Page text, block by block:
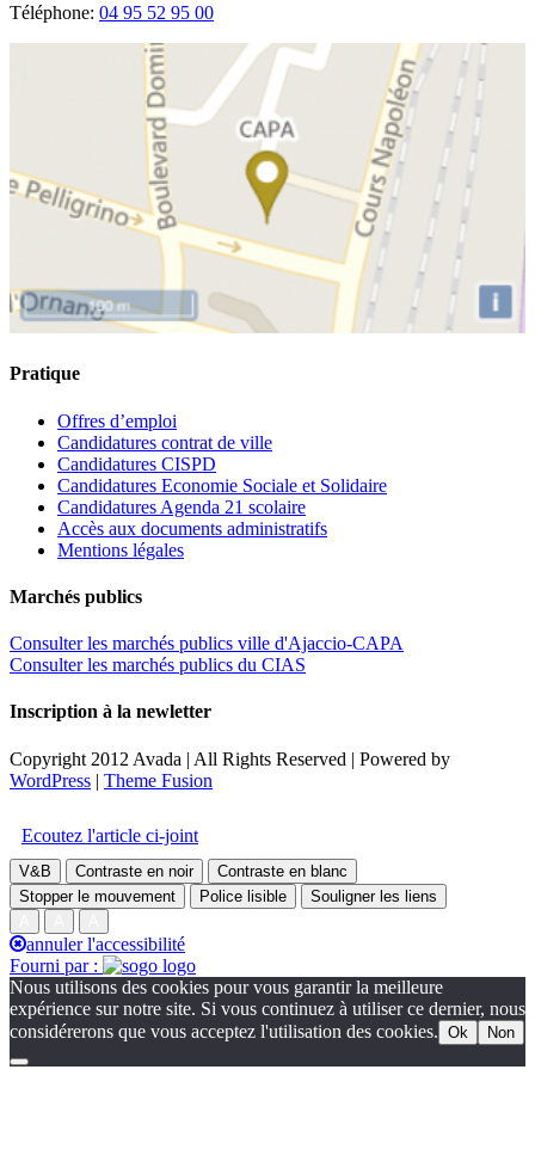
Téléphone: 04 95 52 95 00
Pratique
Offres d’emploi
Candidatures contrat de ville
Candidatures CISPD
Candidatures Economie Sociale et Solidaire
Candidatures Agenda 21 scolaire
Accès aux documents administratifs
Mentions légales
Marchés publics
Consulter les marchés publics ville d'Ajaccio-CAPA
Consulter les marchés publics du CIAS
Inscription à la newletter
Copyright 2012 Avada | All Rights Reserved | Powered by
WordPress | Theme Fusion
Bar
Area
Ecoutez l'article ci-joint
V&B Contraste en noir
Contraste en blanc
Stopper le mouvement
Police lisible
Souligner les liens
annuler l'accessibilité
Fourni par :
Nous utilisons des cookies pour vous garantir la meilleure
expérience sur notre site. Si vous continuez à utiliser ce dernier, nous
considérerons que vous acceptez l'utilisation des cookies. Ok Non